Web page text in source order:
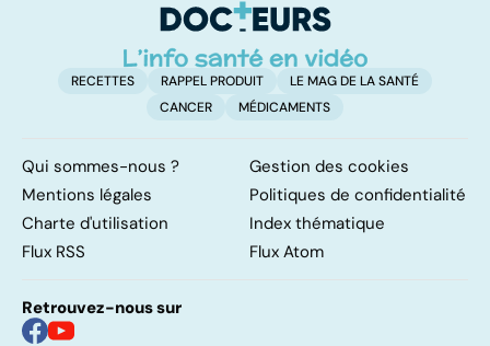
RECETTES RAPPEL PRODUIT
LE MAG DE LA SANTÉ
CANCER
MÉDICAMENTS
Qui sommes-nous ?
Gestion des cookies
Mentions légales
Politiques de confidentialité
Charte d'utilisation
Index thématique
Flux RSS
Flux Atom
Retrouvez-nous sur